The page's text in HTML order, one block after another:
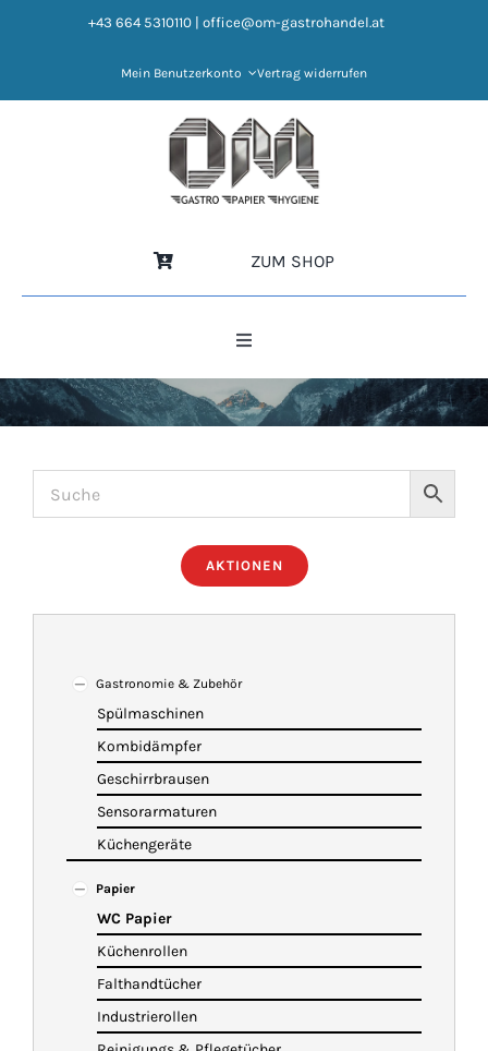
+43 664 5310110 office@om-gastrohandel.at
Mein Benutzerkonto Vertrag widerrufen
ZUM SHOP
Toggle
HOME
NEWS
IMBISSANHÄNGER
KATALOG
WARENKORB
AKTIONEN
Gastronomie & Zubehör
Spülmaschinen
Kombidämpfer
Geschirrbrausen
Sensorarmaturen
Küchengeräte
Papier
WC Papier
Küchenrollen
Falthandtücher
Industrierollen